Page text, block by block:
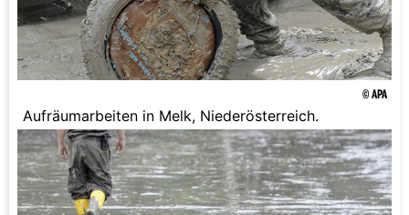
© APA
Aufräumarbeiten in Melk, Niederösterreich.